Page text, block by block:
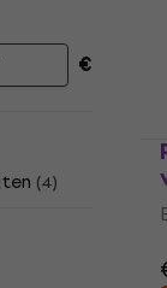
€
(4)